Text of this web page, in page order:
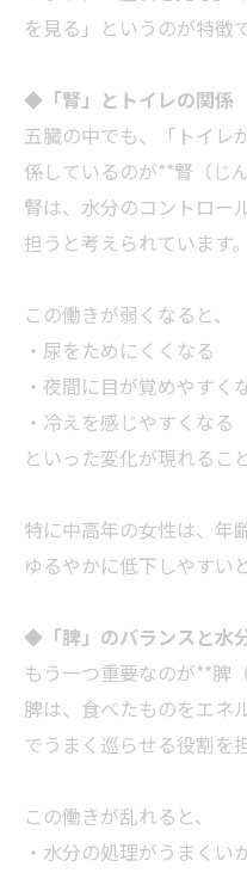
を見る」というのが特徴で
◆ 「腎」とトイレの関係
五臓の中でも、「トイレ
係しているのが**腎（じ
腎は、水分のコントロー
担うと考えられています。
この働きが弱くなると、
・尿をためにくくなる
・夜間に目が覚めやすく
・冷えを感じやすくなる
といった変化が現れるこ
特に中高年の女性は、年
ゆるやかに低下しやすい
◆ 「脾」のバランスと水
もう一つ重要なのが**脾
脾は、食べたものをエネ
でうまく巡らせる役割を
この働きが乱れると、
・水分の処理がうまくい